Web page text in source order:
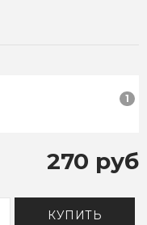
1
270 руб
КУПИТЬ